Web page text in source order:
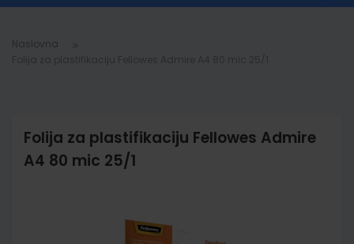
Naslovna
Folija za plastifikaciju Fellowes Admire
A4 80 mic 25/1